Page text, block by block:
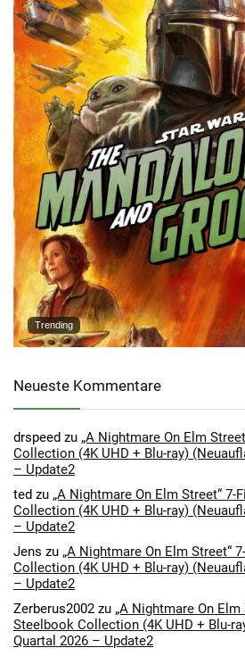
Trending
Neueste Kommentare
drspeed zu „A Nightmare On Elm
Collection (4K UHD + Blu-ray)
– Update2
ted zu „A Nightmare On Elm Street“ 7-
Collection (4K UHD + Blu-ray)
– Update2
Jens zu „A Nightmare On Elm Street“
Collection (4K UHD + Blu-ray)
– Update2
Zerberus2002 zu „A Nightmare On Elm
Steelbook Collection (4K UHD + Blu-
Quartal 2026 – Update2